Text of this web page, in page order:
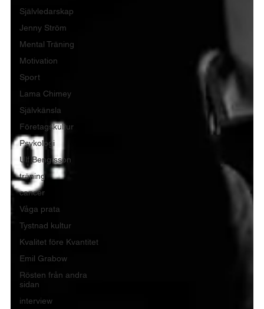
Självledarskap
Jenny Ström
Mental Träning
Motivation
Sport
Lama Chimey
Självkänsla
Företagskultur
Psykologi
Ulf Bengtsson
träning
cancer
Våga prata
Tystnad kultur
Kvalitet före Kvantitet
Emil Grabow
Rösten från andra
sidan
interview